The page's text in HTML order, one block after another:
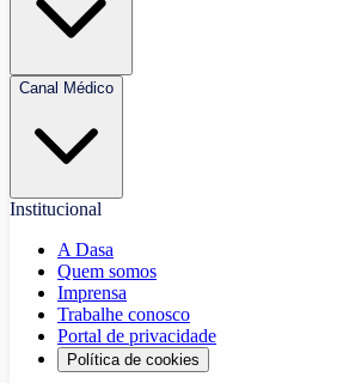
Canal Médico
Institucional
A Dasa
Quem somos
Imprensa
Trabalhe conosco
Portal de privacidade
Política de cookies